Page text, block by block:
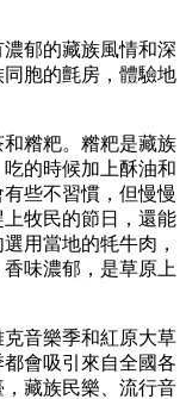
郁的藏族風情和深
胞的氈房，體驗地
糌粑。糌粑是藏族
的時候加上酥油和
些不習慣，但慢慢
牧民的節日，還能
用當地的牦牛肉，
味濃郁，是草原上
音樂季和紅原大草
會吸引來自全國各
藏族民樂、流行音